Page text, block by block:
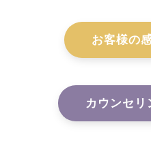
お客様の
カウンセリ